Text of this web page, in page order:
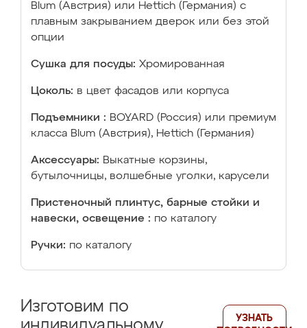
Blum (Австрия) или Hettich (Германия) с
плавным закрыванием дверок или без этой
опции
Сушка для посуды: Хромированная
Цоколь: в цвет фасадов или корпуса
Подъемники : BOYARD (Россия) или премиум
класса Blum (Австрия), Hettich (Германия)
Аксессуары: Выкатные корзины,
бутылочницы, волшебные уголки, карусели
Пристеночный плинтус, барные стойки и
навески, освещение : по каталогу
Ручки: по каталогу
Изготовим по
УЗНАТЬ